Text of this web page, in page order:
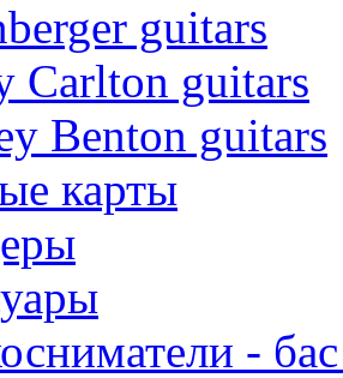
guitars
Carlton guitars
Benton guitars
карты
-